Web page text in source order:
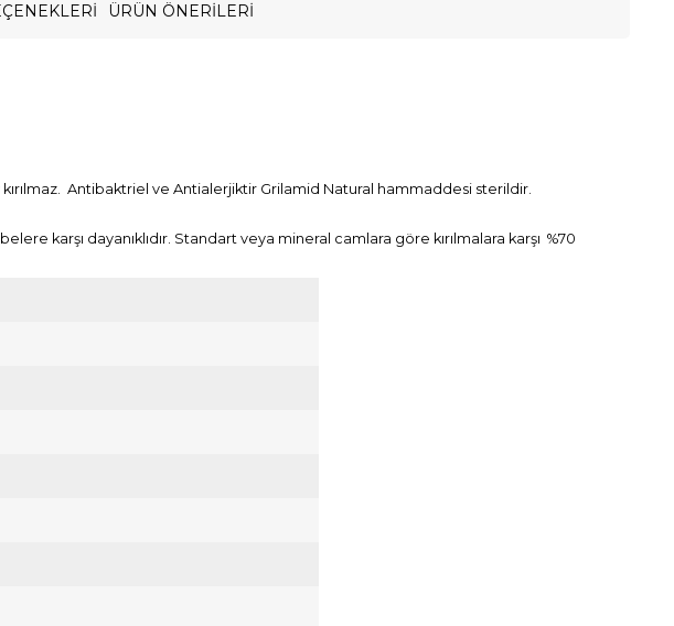
ÜRÜN ÖNERILERI
Antibaktriel ve Antialerjiktir Grilamid Natural hammaddesi sterildir.
karşı dayanıklıdır. Standart veya mineral camlara göre kırılmalara karşı %70